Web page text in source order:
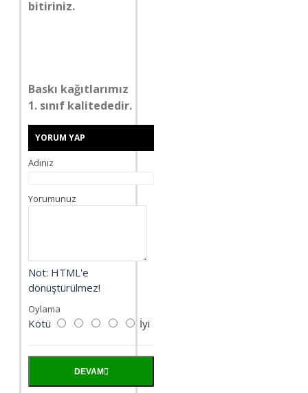
bitiriniz.
Baskı kağıtlarımız
1. sınıf kalitededir.
YORUM YAP
Adınız
Yorumunuz
Not: HTML'e
dönüştürülmez!
Oylama
Kötü İyi
DEVAM